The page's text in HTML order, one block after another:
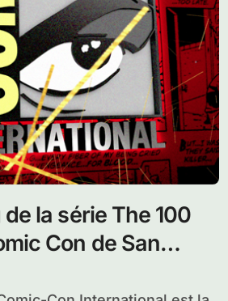
la série The 100
Con de San